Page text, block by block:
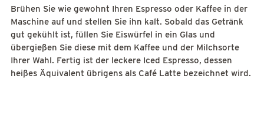
Brühen Sie wie gewohnt Ihren Espresso oder Kaffee in der
Maschine auf und stellen Sie ihn kalt. Sobald das Getränk
gut gekühlt ist, füllen Sie Eiswürfel in ein Glas und
übergießen Sie diese mit dem Kaffee und der Milchsorte
Ihrer Wahl. Fertig ist der leckere Iced Espresso, dessen
heißes Äquivalent übrigens als Café Latte bezeichnet wird.